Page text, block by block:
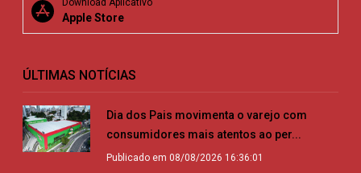
Download Aplicativo
Apple Store
ÚLTIMAS NOTÍCIAS
Dia dos Pais movimenta o varejo com
consumidores mais atentos ao per...
Publicado em 08/08/2026 16:36:01